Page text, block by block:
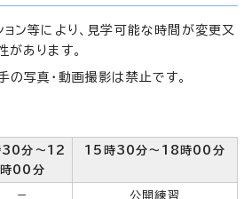
ン等により、見学可能な時間が変更又
あります。
写真・動画撮影は禁止です。
30分～12
時00分
15時30分～18時00分
－ 公開練習